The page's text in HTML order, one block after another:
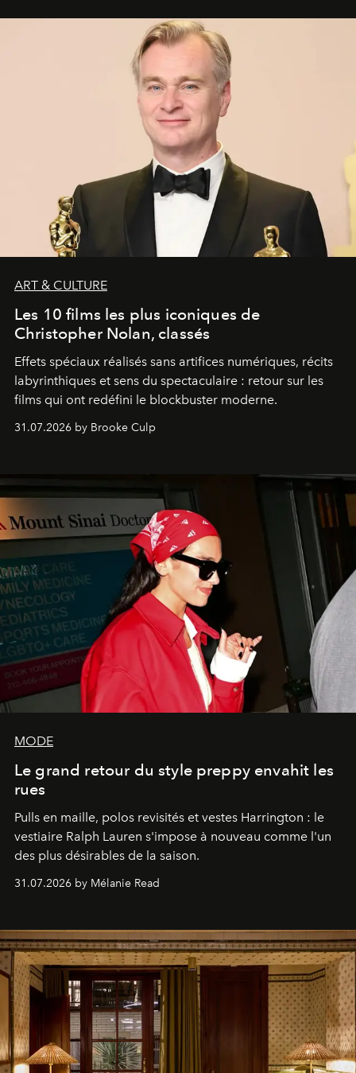
ART & CULTURE
Les 10 films les plus iconiques de
Christopher Nolan, classés
Effets spéciaux réalisés sans artifices numériques, récits
labyrinthiques et sens du spectaculaire : retour sur les
films qui ont redéfini le blockbuster moderne.
31.07.2026 by Brooke Culp
MODE
Le grand retour du style preppy envahit les
rues
Pulls en maille, polos revisités et vestes Harrington : le
vestiaire Ralph Lauren s'impose à nouveau comme l'un
des plus désirables de la saison.
31.07.2026 by Mélanie Read